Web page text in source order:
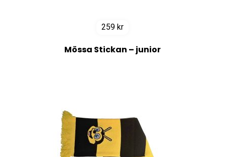
259 kr
Mössa Stickan – junior